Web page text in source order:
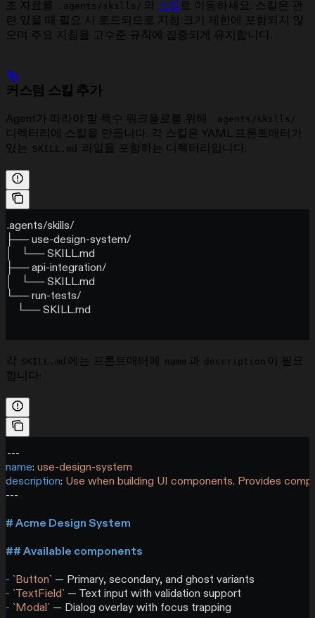
조 자료를 .agents/skills/ 의 스킬 로 이동하세요. 스킬은 관
련 있을 때 필요 시 로드되므로 지침 크기 제한에 포함되지 않
으며 주요 지침을 고수준 규칙에 집중되게 유지합니다.
커스텀 스킬 추가
Agent가 따라야 할 특수 워크플로를 위해 .agents/skills/
디렉터리에 스킬을 만듭니다. 각 스킬은 YAML 프론트매터가
있는
SKILL.md 파일을 포함하는 디렉터리입니다.
.agents/skills/
├── use-design-system/
│   └── SKILL.md
├── api-integration/
│   └── SKILL.md
└── run-tests/
    └── SKILL.md
각 SKILL.md 에는 프론트매터에 name 과 description 이 필요
합니다:
---
name: use-design-system
description: Use when building UI components. Provides
---
# Acme Design System
## Available components
- `Button` — Primary, secondary, and ghost variants
- `TextField` — Text input with validation support
- `Modal` — Dialog overlay with focus trapping